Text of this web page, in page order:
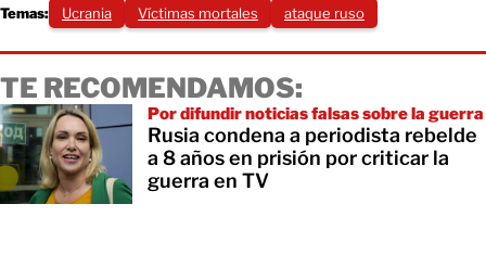
Temas: Ucrania Víctimas mortales ataque ruso
TE RECOMENDAMOS:
Por difundir noticias falsas sobre la guerra
Rusia condena a periodista rebelde
a 8 años en prisión por criticar la
guerra en TV